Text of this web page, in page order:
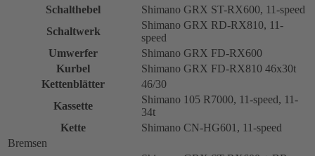
Schalthebel
Shimano GRX ST-RX600, 11-speed
Schaltwerk
Shimano GRX RD-RX810, 11-
speed
Umwerfer
Shimano GRX FD-RX600
Kurbel
Shimano GRX FD-RX810 46x30t
Kettenblätter
46/30
Kassette
Shimano 105 R7000, 11-speed, 11-
34t
Kette
Shimano CN-HG601, 11-speed
Bremsen